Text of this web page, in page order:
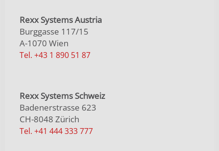
Rexx Systems Austria
Burggasse 117/15
A-1070 Wien
Tel. +43 1 890 51 87
Rexx Systems Schweiz
Badenerstrasse 623
CH-8048 Zürich
Tel. +41 444 333 777